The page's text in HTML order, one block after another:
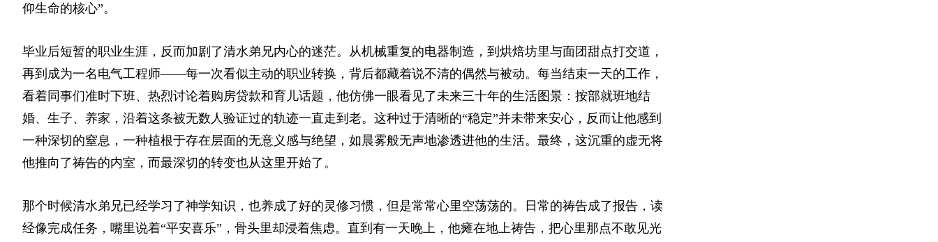
仰生命的核心”。
毕业后短暂的职业生涯，反而加剧了清水弟兄内心的迷茫。从机械重复的电器制造，到烘焙坊里与面团甜点打交道，
再到成为一名电气工程师——每一次看似主动的职业转换，背后都藏着说不清的偶然与被动。每当结束一天的工作，
看着同事们准时下班、热烈讨论着购房贷款和育儿话题，他仿佛一眼看见了未来三十年的生活图景：按部就班地结
婚、生子、养家，沿着这条被无数人验证过的轨迹一直走到老。这种过于清晰的“稳定”并未带来安心，反而让他感到
一种深切的窒息，一种植根于存在层面的无意义感与绝望，如晨雾般无声地渗透进他的生活。最终，这沉重的虚无将
他推向了祷告的内室，而最深切的转变也从这里开始了。
那个时候清水弟兄已经学习了神学知识，也养成了好的灵修习惯，但是常常心里空荡荡的。日常的祷告成了报告，读
经像完成任务，嘴里说着“平安喜乐”，骨头里却浸着焦虑。直到有一天晚上，他瘫在地上祷告，把心里那点不敢见光